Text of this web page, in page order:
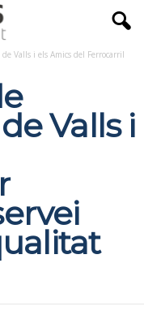
Valls i els Amics del Ferrocarril
Valls i